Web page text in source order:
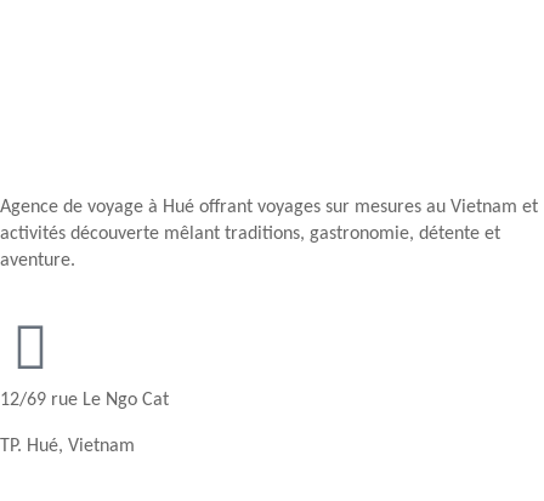
Agence de voyage à Hué offrant voyages sur mesures au Vietnam et
activités découverte mêlant traditions, gastronomie, détente et
aventure.
12/69 rue Le Ngo Cat
TP. Hué, Vietnam